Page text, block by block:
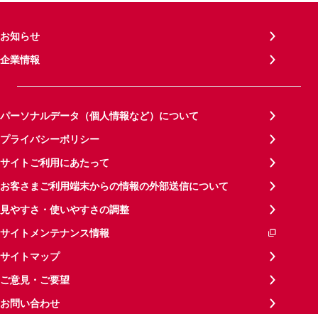
お知らせ
企業情報
パーソナルデータ（個人情報など）について
プライバシーポリシー
サイトご利用にあたって
お客さまご利用端末からの情報の外部送信について
見やすさ・使いやすさの調整
サイトメンテナンス情報
サイトマップ
ご意見・ご要望
お問い合わせ